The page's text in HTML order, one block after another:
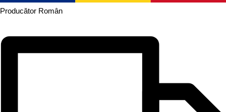
Producător Român